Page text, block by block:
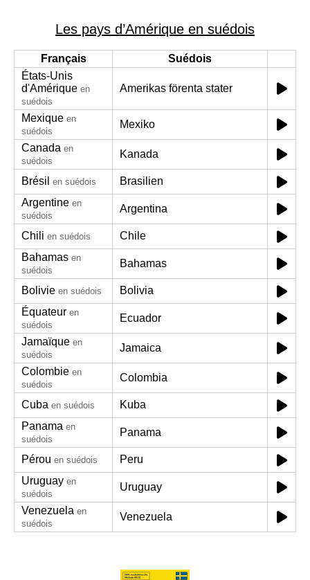
Les pays d’Amérique en suédois
Français
Suédois
États-Unis
d'Amérique en
suédois
Amerikas förenta stater
Mexique en
suédois
Mexiko
Canada en
suédois
Kanada
Brésil en suédois
Brasilien
Argentine en
suédois
Argentina
Chili en suédois
Chile
Bahamas en
suédois
Bahamas
Bolivie en suédois
Bolivia
Équateur en
suédois
Ecuador
Jamaïque en
suédois
Jamaica
Colombie en
suédois
Colombia
Cuba en suédois
Kuba
Panama en
suédois
Panama
Pérou en suédois
Peru
Uruguay en
suédois
Uruguay
Venezuela en
suédois
Venezuela